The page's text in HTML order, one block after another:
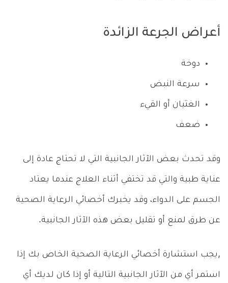
أعراض الجرعة الزائدة
دوخة
سرعة النبض
الغثيان أو القيء
ضعف
وقد تحدث بعض الآثار الجانبية التي لا تحتاج عادة إلى
عناية طبية والتي قد تختفي أثناء العلاج عندما يعتاد
الجسم على الدواء، وقد يخبرك أخصائي الرعاية الصحية
عن طرق لمنع أو تقليل بعض هذه الآثار الجانبية.
,يجب استشارة أخصائي الرعاية الصحية الخاص بك إذا
استمر أي من الآثار الجانبية التالية أو إذا كان لديك أي